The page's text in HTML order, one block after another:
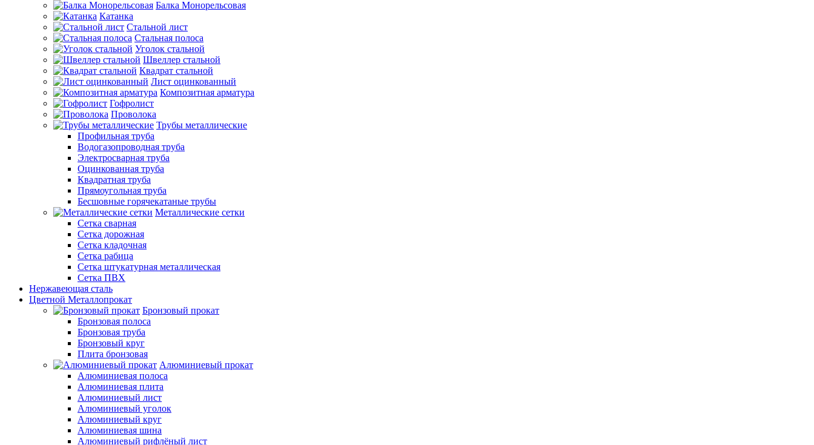
Балка Монорельсовая
Катанка
Стальной лист
Стальная полоса
Уголок стальной
Швеллер стальной
Квадрат стальной
Лист оцинкованный
Композитная арматура
Гофролист
Проволока
Трубы металлические
Профильная труба
Водогазопроводная труба
Электросварная труба
Оцинкованная труба
Квадратная труба
Прямоугольная труба
Бесшовные горячекатаные трубы
Металлические сетки
Сетка сварная
Сетка дорожная
Сетка кладочная
Сетка рабица
Сетка штукатурная металлическая
Сетка ПВХ
Нержавеющая сталь
Цветной Металлопрокат
Бронзовый прокат
Бронзовая полоса
Бронзовая труба
Бронзовый круг
Плита бронзовая
Алюминиевый прокат
Алюминиевая полоса
Алюминиевая плита
Алюминиевый лист
Алюминиевый уголок
Алюминиевый круг
Алюминиевая шина
Алюминиевый рифлёный лист